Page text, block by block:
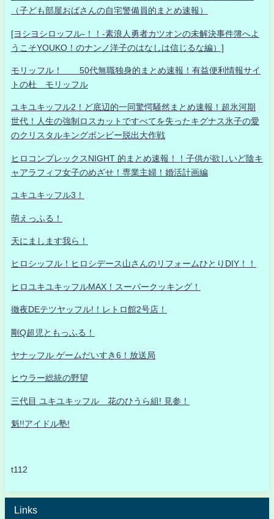
（子ども部屋おばさんの自宅警備員的まとめ速報）
[ヨシヨシロッフル-！！-素浪人勇者カツオンの未解決事件簿へよ
うこそYOUKO！のナンノ洋子のはなしは信じるな編）]
モリッフル！ 50代無職独身的まとめ速報！有益便利情報サイ
トの杜 モリッフル
ユキユキッフル2！ど底辺的一同驚愕騒然まとめ速報！超氷河期
世代！人生の強制ロスカットですべてを失ったキグナス氷子の愛
のクリスタルキングボンビー脱出大作戦
ヒロコンプレックスNIGHT 的まとめ速報！！子供が欲しいど陰キ
ャアラフィフ女子のめざせ！専業主婦！婚活計画編
ユキユキッフル3！
萌えっふる！
天にまします我ら！
ヒロシッフル！ヒロシデース山さんのリフォームひとりDIY！！
ヒロユキユキッフルMAX！スーパークッキング！
徹夜DEテツヤッフル!！レトロ館2号店！
剛Q超児ともっふる！
ヤナッフル ゲームだいすき6！放送局
ヒウラー総統の野望
三代目 ユキユキッフル 花のひうら組! 見参！
魁!!アイドル塾!
t112
Links